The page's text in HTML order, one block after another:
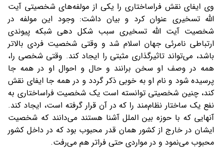
وی ایفای نقش فراساختاری را یکی از مولفه‌های شخصیتی آیت
الله تسخیری عنوان کرد و بیان داشت: وجود این مولفه در
شخصیت آیت الله تسخیری سبب شکل دهی شبکه پیوندی
ارتباطی نامرئی جهان اسلام شد و وقتی شخصیت فردی بالاتر
باشد، می‌تواند تاثیرگذاری مثبتی را ایجاد کند. وقتی شخصی را،
همه در وصف او سخن برانند و حال و احوال او در همه جا
پرسیده شود و نام او به خوبی ذکر گردد و در همه جا ایفای نقش
کند، چنین شخصیتی توانسته است یک شخصیت فراساختاری به
نفع یک ساختار نظام‌مند را که در آن قرار گرفته است، ایجاد کند.
آنهایی که با حوزه بین الملل آشنا هستند می‌دانند که شخصیت
ایشان در خارج از کشور همان قدر محبوب بود که در داخل کشور
محبوب می‌نمود و در مواردی حتی فراتر هم می‌رفت.